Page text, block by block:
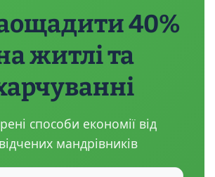
40%
житлі та
способи економії від
мандрівників